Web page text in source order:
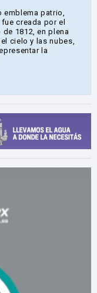
patrio,
creada por el
1812, en plena
cielo y las nubes,
la